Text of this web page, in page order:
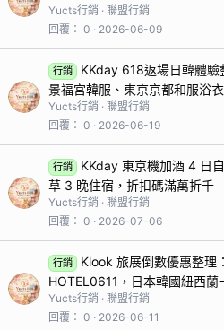
Yucts行銷
聯盟行銷
回覆
0 2026-06-09
行銷
KKday 618返場日韓體驗
景福宮韓服、東京京都和服浴衣
Yucts行銷
聯盟行銷
回覆
0 2026-06-19
行銷
KKday 東京機加酒 4 日
草 3 晚住宿，折扣碼滿萬折千
Yucts行銷
聯盟行銷
回覆
0 2026-07-06
行銷
Klook 旅展倒數優惠整理
HOTEL0611，日本韓國紐西蘭
Yucts行銷
聯盟行銷
回覆
0 2026-06-11